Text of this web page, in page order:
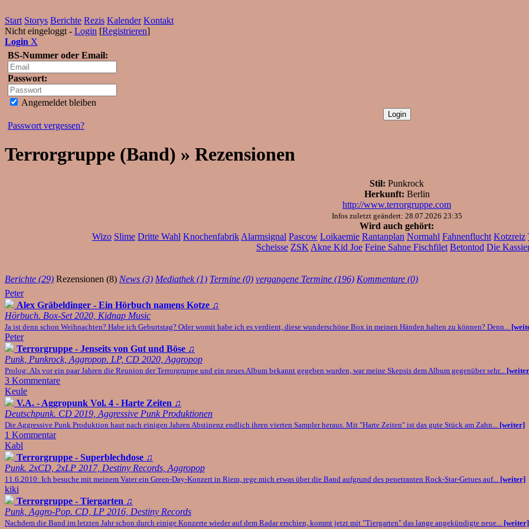
Start Storys Berichte Rezis Kalender Kontakt
Nicht eingeloggt - Login [Registrieren]
Login X
BS-Nummer oder Email:
Passwort:
Angemeldet bleiben
Passwort vergessen?
Terrorgruppe (Band) » Rezensionen
Stil: Punkrock
Herkunft: Berlin
http://www.terrorgruppe.com
Infos zuletzt geändert: 28.07.2026 23:35
Wird auch gehört:
Wizo Slime Dritte Wahl Knochenfabrik Alarmsignal Pascow Loikaemie Rantanplan Normahl Fahnenflucht Kotzreiz
Scheisse ZSK Akne Kid Joe Feine Sahne Fischfilet Betontod Die
Berichte (29) Rezensionen (8) News (3) Mediathek (1) Termine (0) vergangene Termine (196) Kommentare (0)
Peter
Alex Gräbeldinger - Ein Hörbuch namens Kotze ♫
Hörbuch. Box-Set 2020, Kidnap Music
Ja ist denn schon Weihnachten? Habe ich Geburtstag? Oder womit habe ich es verdient, diese wunderschöne Box in meinen Händen halten zu können? Denn...
Peter
Terrorgruppe - Jenseits von Gut und Böse ♫
Punk, Punkrock, Aggropop. LP, CD 2020, Aggropop
Prolog: Als vor ein paar Jahren die Reunion der Terrorgruppe und ein neues Album bekannt gegeben wurden, war meine Skepsis dem Album gegenüber sehr...
3 Kommentare
Keule
V.A. - Aggropunk Vol. 4 - Harte Zeiten ♫
Deutschpunk. CD 2019, Aggressive Punk Produktionen
Die Aggressive Punk Produktion haut nach einigen Jahren Abstinenz endlich ihren vierten Sampler heraus. Mit "Harte Zeiten" ist das gute Stück am Zahn... [weiter]
1 Kommentar
Kabl
Terrorgruppe - Superblechdose ♫
Punk. 2xCD, 2xLP 2017, Destiny Records, Aggropop
11.6.2010: Ich besuche mit meinem Vater ein Green-Day-Konzert in Riem, rege mich etwas über die Band aufgrund des penetranten Rock-Star-Getues auf... [weiter]
kiki
Terrorgruppe - Tiergarten ♫
Punk, Aggro-Pop. CD, LP 2016, Destiny Records
Nachdem die Band im letzten Jahr schon durch einige Konzerte wieder auf dem Radar erschien, kommt jetzt mit "Tiergarten" das lange angekündigte neue... [weiter]